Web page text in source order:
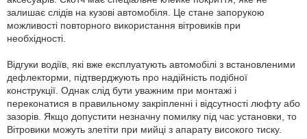
залишає слідів на кузові автомобіля. Це стане запорукою
можливості повторного використання вітровиків при
необхідності.
Відгуки водіїв, які вже експлуатують автомобілі з встановленими
дефлекторми, підтверджують про надійність подібної
конструкції. Однак слід бути уважним при монтажі і
переконатися в правильному закріпленні і відсутності люфту або
зазорів. Якщо допустити незначну помилку під час установки, то
Вітровики можуть злетіти при мийці з апарату високого тиску.